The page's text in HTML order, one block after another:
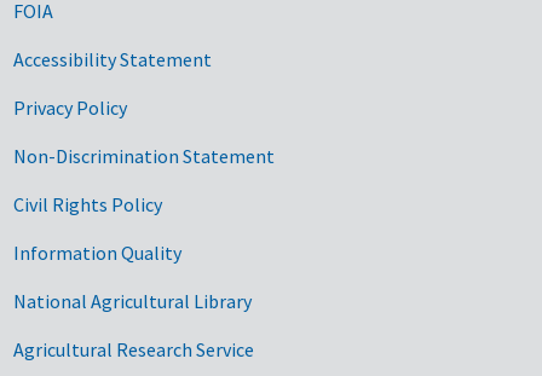
FOIA
Accessibility Statement
Privacy Policy
Non-Discrimination Statement
Civil Rights Policy
Information Quality
National Agricultural Library
Agricultural Research Service